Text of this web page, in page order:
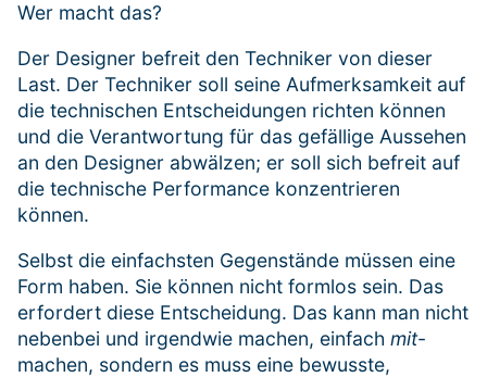
Wer macht das?
Der Designer befreit den Techniker von dieser
Last. Der Techniker soll seine Aufmerksamkeit auf
die technischen Entscheidungen richten können
und die Verantwortung für das gefällige Aussehen
an den Designer abwälzen; er soll sich befreit auf
die technische Performance konzentrieren
können.
Selbst die einfachsten Gegenstände müssen eine
Form haben. Sie können nicht formlos sein. Das
erfordert diese Entscheidung. Das kann man nicht
nebenbei und irgendwie machen, einfach mit-
machen, sondern es muss eine bewusste,